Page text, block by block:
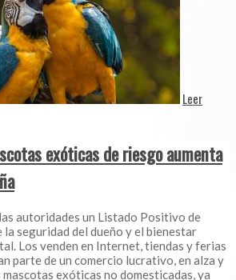
Leer
exóticas de riesgo aumenta
autoridades un Listado Positivo de
la seguridad del dueño y el bienestar
Los venden en Internet, tiendas y ferias
parte de un comercio lucrativo, en alza y
exóticas no domesticadas, ya